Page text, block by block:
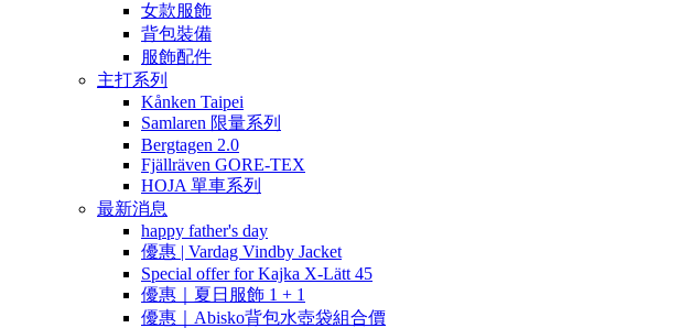
女款服飾
背包裝備
服飾配件
主打系列
Kånken Taipei
Samlaren 限量系列
Bergtagen 2.0
Fjällräven GORE-TEX
HOJA 單車系列
最新消息
happy father's day
優惠 | Vardag Vindby Jacket
Special offer for Kajka X-Lätt 45
優惠｜夏日服飾 1 + 1
優惠｜Abisko背包水壺袋組合價